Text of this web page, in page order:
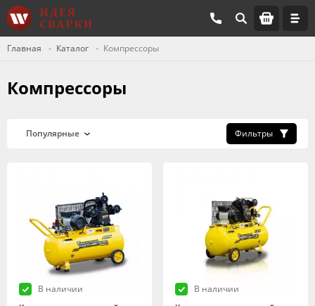
Главная Каталог Компрессоры
Компрессоры
Фильтры
В наличии
В наличии